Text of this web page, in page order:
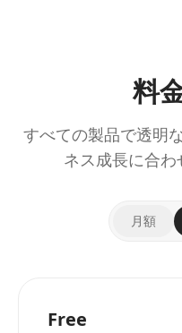
料
すべての製品で透明
ネス成長に合わ
月額
Free